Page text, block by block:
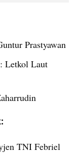
Prastyawan
Letkol Laut
TNI Febriel